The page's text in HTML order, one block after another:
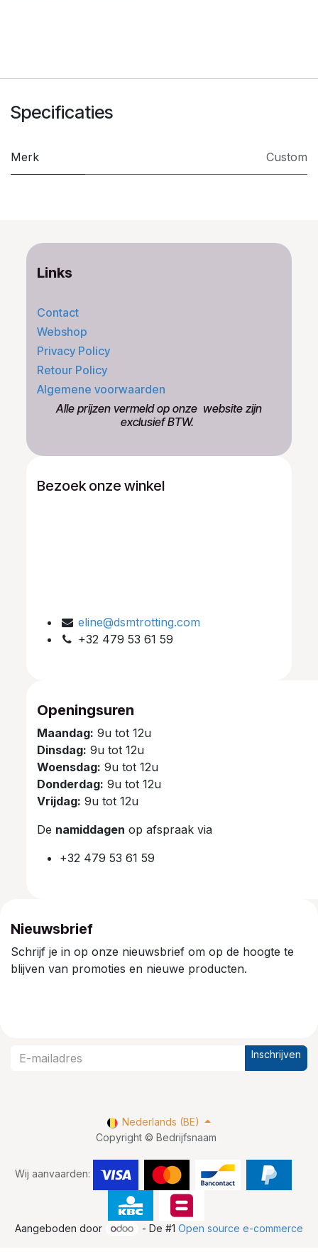
Specificaties
Merk Custom
Links
Contact
Webshop
Privacy Policy
Retour Policy
Algemene voorwaarden
​Alle prijzen vermeld op onze ​website zijn
exclusief BTW.
Bezoek onze winkel
eline@dsmtrotting.com
+32 479 53 61 59
Openingsuren
Maandag: 9u tot 12u
Dinsdag: 9u tot 12u
Woensdag: 9u tot 12u
Donderdag: 9u tot 12u
Vrijdag: 9u tot 12u
De namiddagen op afspraak via
+32 479 53 61 59
Nieuwsbrief
Schrijf je in op onze nieuwsbrief om op de hoogte te
blijven van promoties en nieuwe producten.
Inschrijven
Copyright © Bedrijfsnaam
Wij aanvaarden:
Nederlands (BE)
Aangeboden door - De #1Open source e-commerce